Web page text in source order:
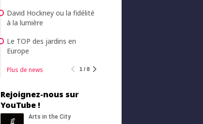
David Hockney ou la fidélité
à la lumière
Le TOP des jardins en
Europe
Plus de news 1 / 8
Rejoignez-nous sur
YouTube !